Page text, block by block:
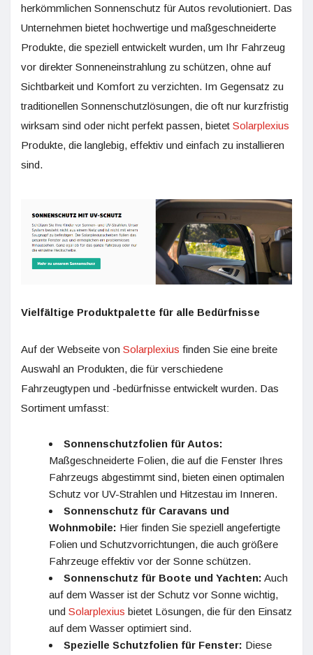
herkömmlichen Sonnenschutz für Autos revolutioniert. Das
Unternehmen bietet hochwertige und maßgeschneiderte
Produkte, die speziell entwickelt wurden, um Ihr Fahrzeug
vor direkter Sonneneinstrahlung zu schützen, ohne auf
Sichtbarkeit und Komfort zu verzichten. Im Gegensatz zu
traditionellen Sonnenschutzlösungen, die oft nur kurzfristig
wirksam sind oder nicht perfekt passen, bietet Solarplexius
Produkte, die langlebig, effektiv und einfach zu installieren
sind.
Vielfältige Produktpalette für alle Bedürfnisse
Auf der Webseite von Solarplexius finden Sie eine breite
Auswahl an Produkten, die für verschiedene
Fahrzeugtypen und -bedürfnisse entwickelt wurden. Das
Sortiment umfasst:
Sonnenschutzfolien für Autos:
Maßgeschneiderte Folien, die auf die Fenster Ihres
Fahrzeugs abgestimmt sind, bieten einen optimalen
Schutz vor UV-Strahlen und Hitzestau im Inneren.
Sonnenschutz für Caravans und
Wohnmobile: Hier finden Sie speziell angefertigte
Folien und Schutzvorrichtungen, die auch größere
Fahrzeuge effektiv vor der Sonne schützen.
Sonnenschutz für Boote und Yachten: Auch
auf dem Wasser ist der Schutz vor Sonne wichtig,
und Solarplexius bietet Lösungen, die für den Einsatz
auf dem Wasser optimiert sind.
Spezielle Schutzfolien für Fenster: Diese